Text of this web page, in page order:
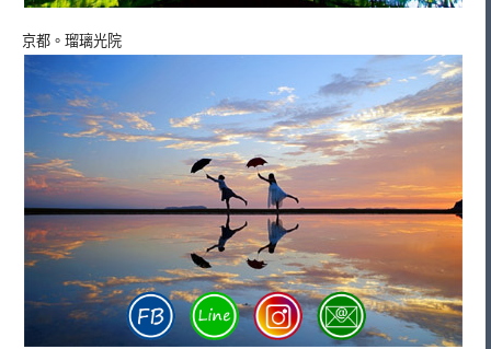
京都。瑠璃光院